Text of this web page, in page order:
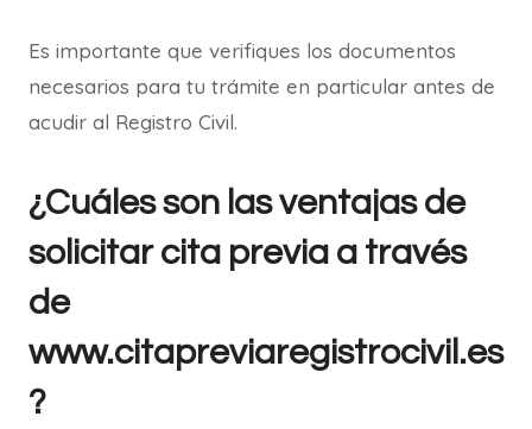
Es importante que verifiques los documentos
necesarios para tu trámite en particular antes de
acudir al Registro Civil.
¿Cuáles son las ventajas de
solicitar cita previa a través
de
www.citapreviaregistrocivil.es
?